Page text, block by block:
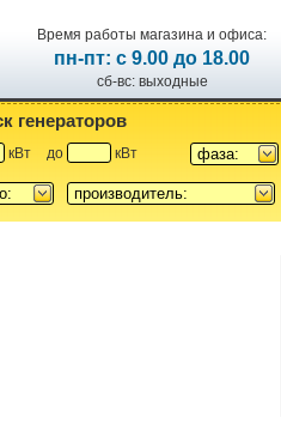
Время работы магазина и офиса:
пн-пт: с 9.00 до 18.00
сб-вс: выходные
генераторов
кВт до кВт фаза:
производитель: